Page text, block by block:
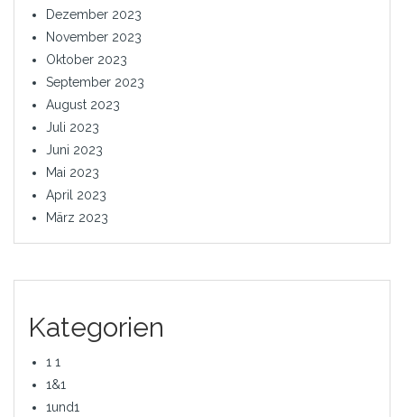
Dezember 2023
November 2023
Oktober 2023
September 2023
August 2023
Juli 2023
Juni 2023
Mai 2023
April 2023
März 2023
Kategorien
1 1
1&1
1und1